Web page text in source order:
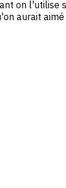
on l'utilise
aurait aimé